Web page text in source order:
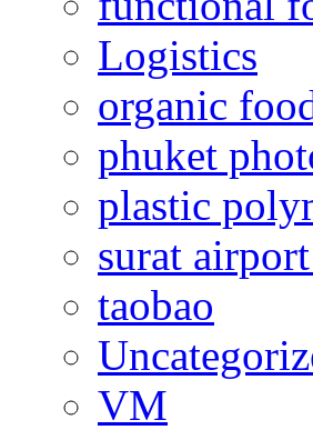
Logistics
organic
phuket
plastic
surat
taobao
VM